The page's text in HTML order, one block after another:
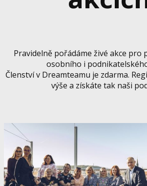
Pravidelně pořádáme živé akce pro
osobního i
Členství v Dreamteamu je zdarma.
výše a získáte tak naši